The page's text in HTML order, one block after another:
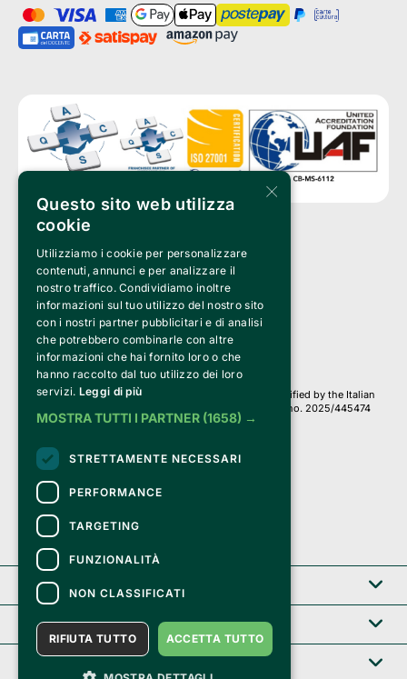
Clappit is a trademark of:
Bemils Srl
a Socio Unico
Via Fosse Ardeatine, 4 -20092 Cinisello Balsamo (MI)
PI 05589050961
Iscr. C.C.I.A.A. Milano R.E.A. 1833471
© 2010-2025 Bemils Srl - All rights reserved
Credits:
Clappit is based on the Belive 6.2 ticketing platform, certified by the Italian
Revenue Agency (Agenzia delle Entrate) under protocol no. 2025/445474
dated November 6, 2025.
On Clappit your purchases and your data
they are secure and protected by an SSL certificate
with 128-bit encryption.
Clappit
Help center
×
Questo sito web utilizza
cookie
Utilizziamo i cookie per personalizzare
contenuti, annunci e per analizzare il
nostro traffico. Condividiamo inoltre
informazioni sul tuo utilizzo del nostro sito
con i nostri partner pubblicitari e di analisi
che potrebbero combinarle con altre
informazioni che hai fornito loro o che
hanno raccolto dal tuo utilizzo dei loro
servizi. Leggi di più
MOSTRA TUTTI I PARTNER (1658) →
STRETTAMENTE NECESSARI
PERFORMANCE
TARGETING
FUNZIONALITÀ
NON CLASSIFICATI
ACCETTA TUTTO
RIFIUTA TUTTO